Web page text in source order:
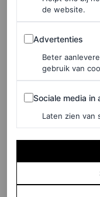
de website.
Advertenties
Advertenties
Beter
gebruik van
Sociale media in
Sociale media in
Laten zien van